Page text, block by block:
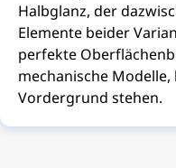
Halbglanz, der
Elemente beider
perfekte
mechanische
Vordergrund stehen.